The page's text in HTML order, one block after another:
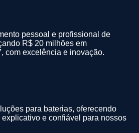
pessoal e profissional de
R$ 20 milhões em
com excelência e inovação.
para baterias, oferecendo
e confiável para nossos